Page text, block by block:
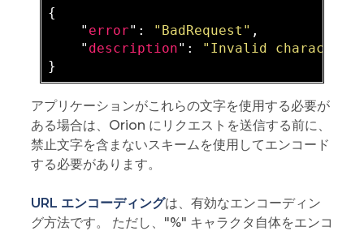
{
    "
error": "BadRequest" ,
    "
description":
"Invalid
アプリケーションがこれらの文字を使用する必要が
ある場合は、Orion にリクエストを送信する前に、
禁止文字を含まないスキームを使用してエンコード
する必要があります。
URL エンコーディングは、有効なエンコーディン
グ方法です。 ただし、"%" キャラクタ自体をエンコ